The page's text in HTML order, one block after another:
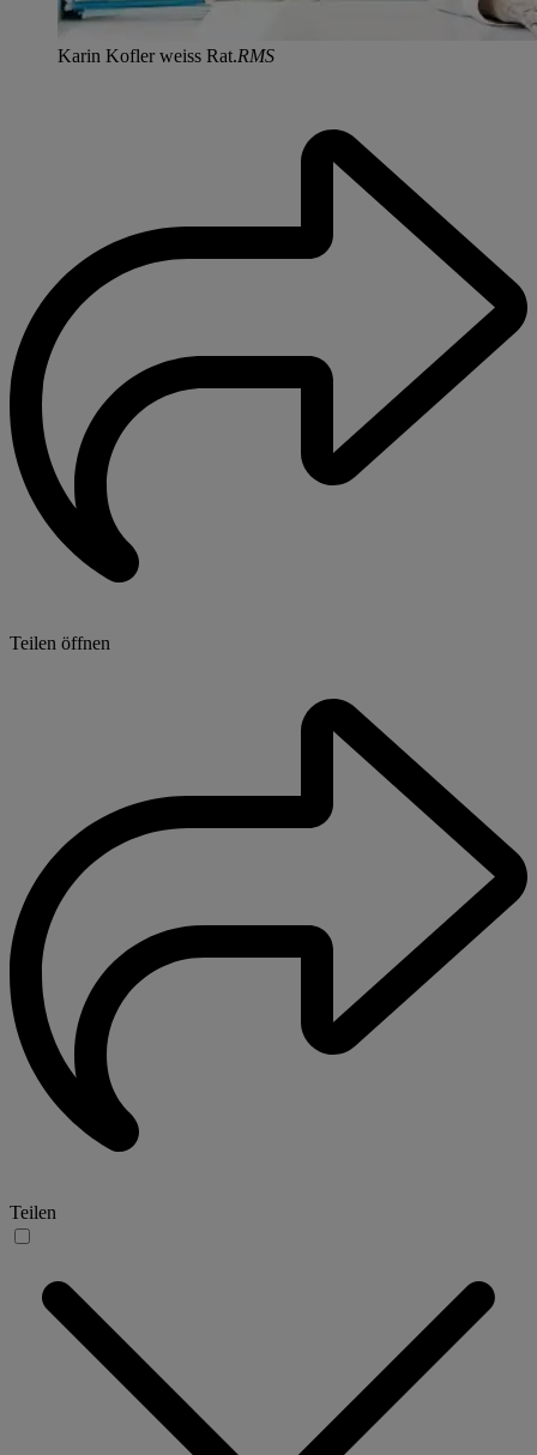
Karin Kofler weiss Rat.RMS
Teilen öffnen
Teilen